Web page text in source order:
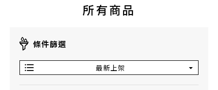
所有商品
條件篩選
最新上架